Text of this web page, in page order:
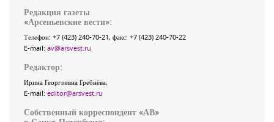
Редакция газеты
«Арсеньевские вести»:
Телефон: +7 (423) 240-70-21, факс: +7 (423) 240-70-22
E-mail: av@arsvest.ru
Редактор:
Ирина Георгиевна Гребнёва,
E-mail: editor@arsvest.ru
Собственный корреспондент «АВ»